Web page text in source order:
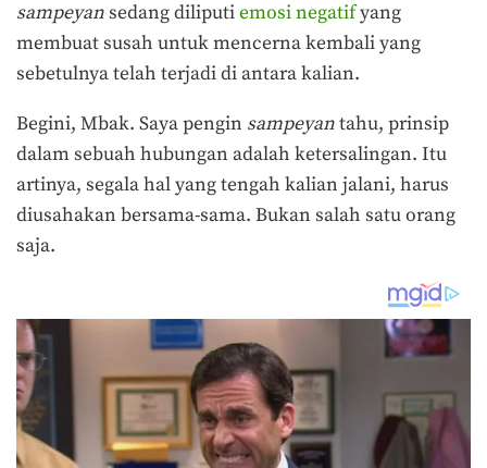
sampeyansedang diliputiemosi negatifyang
membuat susah untuk mencerna kembali yang
sebetulnya telah terjadi di antara kalian.
Begini, Mbak. Saya pengin sampeyantahu, prinsip
dalam sebuah hubungan adalah ketersalingan. Itu
artinya, segala hal yang tengah kalian jalani, harus
diusahakan bersama-sama. Bukan salah satu orang
saja.